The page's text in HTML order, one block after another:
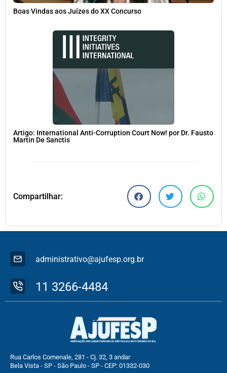
Boas Vindas aos Juízes do XX Concurso
Artigo: International Anti-Corruption Court Now! por Dr. Fausto
Martin De Sanctis
Compartilhar:
administrativo@ajufesp.org.br
11 3266-4484
Rua Carlos Comenale, 281 - Cj. 32, 3 andar
Bela Vista - SP - São Paulo - SP - CEP: 01332-030